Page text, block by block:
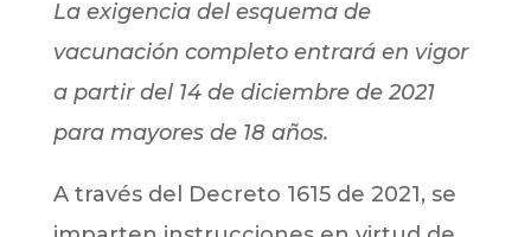
La exigencia del esquema de
vacunación completo entrará en vigor
a partir del 14 de diciembre de 2021
para mayores de 18 años.
A través del Decreto 1615 de 2021, se